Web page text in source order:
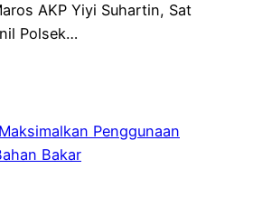
AKP Yiyi Suhartin, Sat
Polsek…